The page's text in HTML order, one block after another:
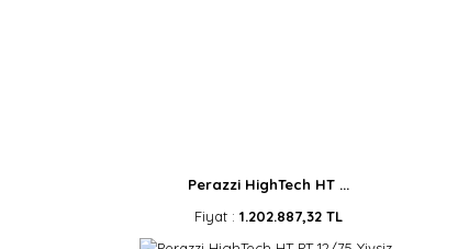
Perazzi HighTech HT ...
Fiyat : 1.202.887,32 TL